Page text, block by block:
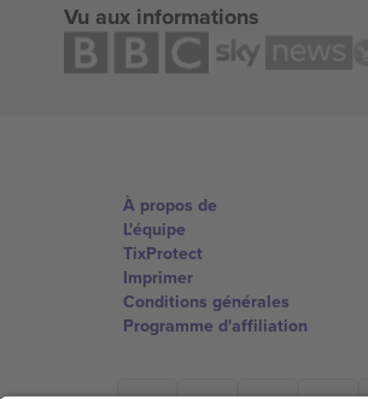
Vu aux informations
À propos de
L'équipe
TixProtect
Imprimer
Conditions générales
Programme d'affiliation